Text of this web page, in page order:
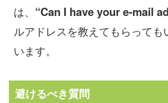
は、 “Can I have your e-mail
ルアドレスを教えてもらって
います。
避けるべき質問